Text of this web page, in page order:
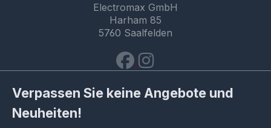
Electromax GmbH
Harham 85
5760 Saalfelden
Verpassen Sie keine Angebote und
Neuheiten!